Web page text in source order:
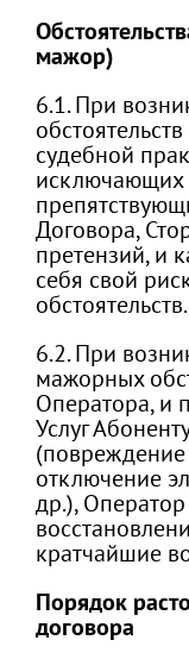
мажор)
6.1. При
судебной
исключающих
Договора,
претензий, и
себя свой
обстоятельств.
6.2. При
мажорных
Оператора, и
Услуг
отключение
др.),
кратчайшие
Порядок
договора